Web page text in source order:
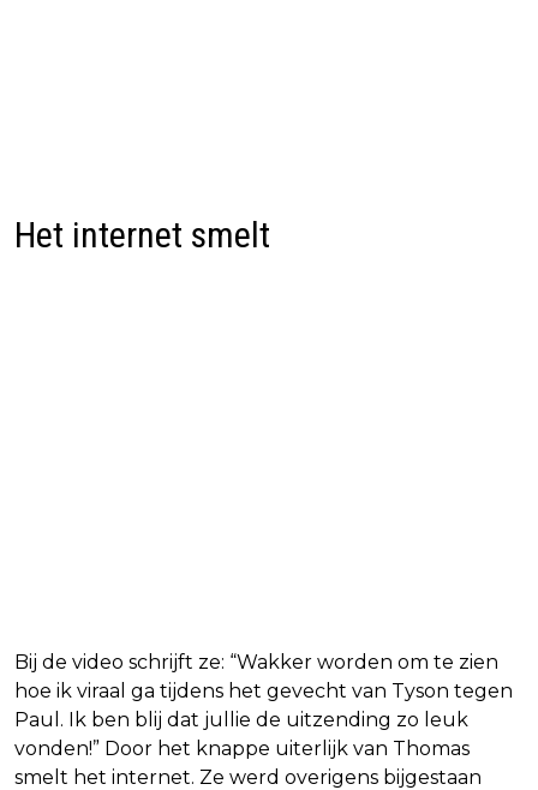
Het internet smelt
Bij de video schrijft ze: “Wakker worden om te zien
hoe ik viraal ga tijdens het gevecht van Tyson tegen
Paul. Ik ben blij dat jullie de uitzending zo leuk
vonden!” Door het knappe uiterlijk van Thomas
smelt het internet. Ze werd overigens bijgestaan